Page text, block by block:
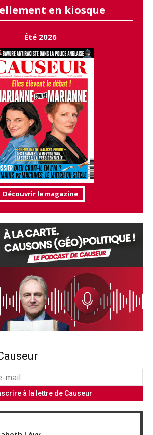
en kiosque
Été 2026
Découvrir le magazine